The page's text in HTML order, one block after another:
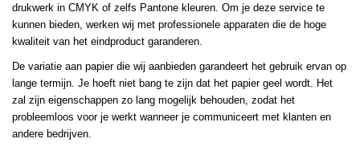
drukwerk in CMYK of zelfs Pantone kleuren. Om je deze service te
kunnen bieden, werken wij met professionele apparaten die de hoge
kwaliteit van het eindproduct garanderen.
De variatie aan papier die wij aanbieden garandeert het gebruik ervan op
lange termijn. Je hoeft niet bang te zijn dat het papier geel wordt. Het
zal zijn eigenschappen zo lang mogelijk behouden, zodat het
probleemloos voor je werkt wanneer je communiceert met klanten en
andere bedrijven.